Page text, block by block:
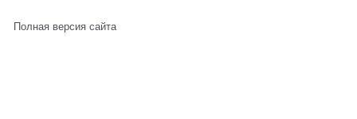
Полная версия сайта